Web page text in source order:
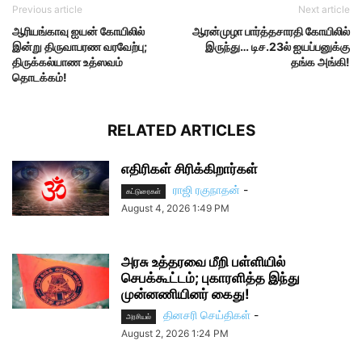
Previous article
ஆரியங்காவு ஐயன் கோயிலில்
இன்று திருவாபரண வரவேற்பு;
திருக்கல்யாண உத்ஸவம்
தொடக்கம்!
Next article
ஆரன்முழா பார்த்தசாரதி கோயிலில்
இருந்து… டிச.23ல் ஐயப்பனுக்கு
தங்க அங்கி!
RELATED ARTICLES
எதிரிகள் சிரிக்கிறார்கள்
கட்டுரைகள் ராஜி ரகுநாதன் -
August 4, 2026 1:49 PM
அரசு உத்தரவை மீறி பள்ளியில்
செபக்கூட்டம்; புகாரளித்த இந்து
முன்னணியினர் கைது!
அரசியல் தினசரி செய்திகள் -
August 2, 2026 1:24 PM